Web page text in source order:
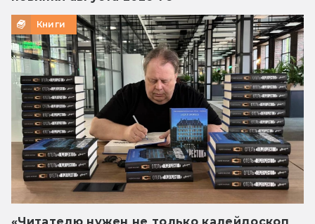
Книги
«Читателю нужен не только калейдоскоп